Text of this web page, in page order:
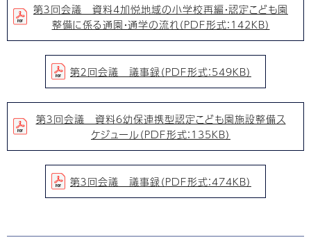
第３回会議 資料4加悦地域の小学校再編・認定こども園
整備に係る通園・通学の流れ（PDF形式：142KB）
第２回会議 議事録（PDF形式：549KB）
第３回会議 資料6幼保連携型認定こども園施設整備ス
ケジュール（PDF形式：135KB）
第３回会議 議事録（PDF形式：474KB）